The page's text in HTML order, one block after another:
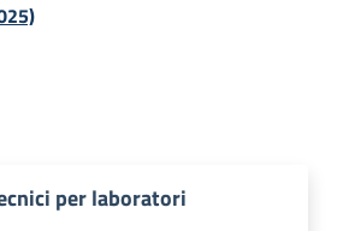
per laboratori